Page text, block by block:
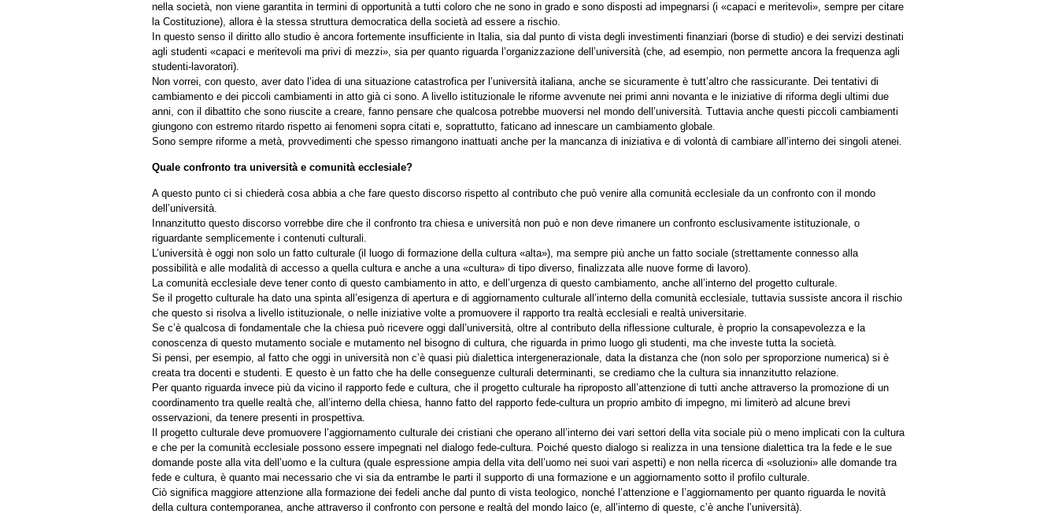
nella società, non viene garantita in termini di opportunità a tutti coloro che ne sono in grado e sono disposti ad impegnarsi (i «capaci e meritevoli», sempre per citare
la Costituzione), allora è la stessa struttura democratica della società ad essere a rischio.
In questo senso il diritto allo studio è ancora fortemente insufficiente in Italia, sia dal punto di vista degli investimenti finanziari (borse di studio) e dei servizi destinati
agli studenti «capaci e meritevoli ma privi di mezzi», sia per quanto riguarda l’organizzazione dell’università (che, ad esempio, non permette ancora la frequenza agli
studenti-lavoratori).
Non vorrei, con questo, aver dato l’idea di una situazione catastrofica per l’università italiana, anche se sicuramente è tutt’altro che rassicurante. Dei tentativi di
cambiamento e dei piccoli cambiamenti in atto già ci sono. A livello istituzionale le riforme avvenute nei primi anni novanta e le iniziative di riforma degli ultimi due
anni, con il dibattito che sono riuscite a creare, fanno pensare che qualcosa potrebbe muoversi nel mondo dell’università. Tuttavia anche questi piccoli cambiamenti
giungono con estremo ritardo rispetto ai fenomeni sopra citati e, soprattutto, faticano ad innescare un cambiamento globale.
Sono sempre riforme a metà, provvedimenti che spesso rimangono inattuati anche per la mancanza di iniziativa e di volontà di cambiare all’interno dei singoli atenei.
Quale confronto tra università e comunità ecclesiale?
A questo punto ci si chiederà cosa abbia a che fare questo discorso rispetto al contributo che può venire alla comunità ecclesiale da un confronto con il mondo
dell’università.
Innanzitutto questo discorso vorrebbe dire che il confronto tra chiesa e università non può e non deve rimanere un confronto esclusivamente istituzionale, o
riguardante semplicemente i contenuti culturali.
L’università è oggi non solo un fatto culturale (il luogo di formazione della cultura «alta»), ma sempre più anche un fatto sociale (strettamente connesso alla
possibilità e alle modalità di accesso a quella cultura e anche a una «cultura» di tipo diverso, finalizzata alle nuove forme di lavoro).
La comunità ecclesiale deve tener conto di questo cambiamento in atto, e dell’urgenza di questo cambiamento, anche all’interno del progetto culturale.
Se il progetto culturale ha dato una spinta all’esigenza di apertura e di aggiornamento culturale all’interno della comunità ecclesiale, tuttavia sussiste ancora il rischio
che questo si risolva a livello istituzionale, o nelle iniziative volte a promuovere il rapporto tra realtà ecclesiali e realtà universitarie.
Se c’è qualcosa di fondamentale che la chiesa può ricevere oggi dall’università, oltre al contributo della riflessione culturale, è proprio la consapevolezza e la
conoscenza di questo mutamento sociale e mutamento nel bisogno di cultura, che riguarda in primo luogo gli studenti, ma che investe tutta la società.
Si pensi, per esempio, al fatto che oggi in università non c’è quasi più dialettica intergenerazionale, data la distanza che (non solo per sproporzione numerica) si è
creata tra docenti e studenti. E questo è un fatto che ha delle conseguenze culturali determinanti, se crediamo che la cultura sia innanzitutto relazione.
Per quanto riguarda invece più da vicino il rapporto fede e cultura, che il progetto culturale ha riproposto all’attenzione di tutti anche attraverso la promozione di un
coordinamento tra quelle realtà che, all’interno della chiesa, hanno fatto del rapporto fede-cultura un proprio ambito di impegno, mi limiterò ad alcune brevi
osservazioni, da tenere presenti in prospettiva.
Il progetto culturale deve promuovere l’aggiornamento culturale dei cristiani che operano all’interno dei vari settori della vita sociale più o meno implicati con la cultura
e che per la comunità ecclesiale possono essere impegnati nel dialogo fede-cultura. Poiché questo dialogo si realizza in una tensione dialettica tra la fede e le sue
domande poste alla vita dell’uomo e la cultura (quale espressione ampia della vita dell’uomo nei suoi vari aspetti) e non nella ricerca di «soluzioni» alle domande tra
fede e cultura, è quanto mai necessario che vi sia da entrambe le parti il supporto di una formazione e un aggiornamento sotto il profilo culturale.
Ciò significa maggiore attenzione alla formazione dei fedeli anche dal punto di vista teologico, nonché l’attenzione e l’aggiornamento per quanto riguarda le novità
della cultura contemporanea, anche attraverso il confronto con persone e realtà del mondo laico (e, all’interno di queste, c’è anche l’università).